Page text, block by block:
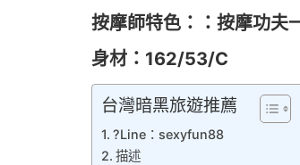
按摩師特色：：按摩功夫
身材： 162/53/C
台灣暗黑旅遊推薦
?Line：sexyfun88
描述